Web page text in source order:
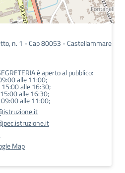
n. 1 - Cap 80053 - Castellammare
è aperto al pubblico:
alle 11:00;
alle 16:30;
alle 16:30;
alle 11:00;
Map